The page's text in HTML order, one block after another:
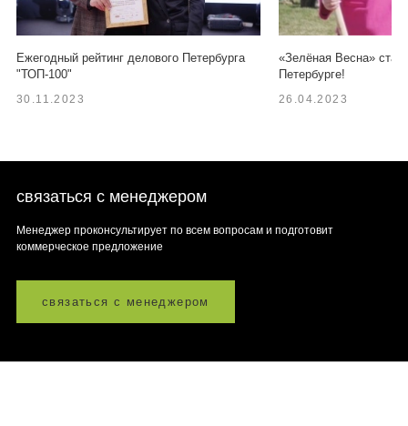
Ежегодный рейтинг делового Петербурга
"ТОП-100"
30.11.2023
«Зелёная Весна»
Петербурге!
26.04.2023
связаться с менеджером
Менеджер проконсультирует по всем вопросам и подготовит
коммерческое предложение
связаться с менеджером